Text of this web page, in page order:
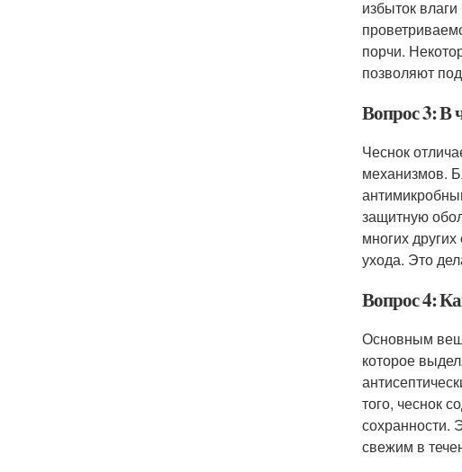
избыток
порчи.
позволяют
Вопрос 3: В
Чеснок
механизмов.
защитную
многих
ухода. Это
Вопрос 4:
Основным
которое
того, чеснок
сохранности.
свежим в